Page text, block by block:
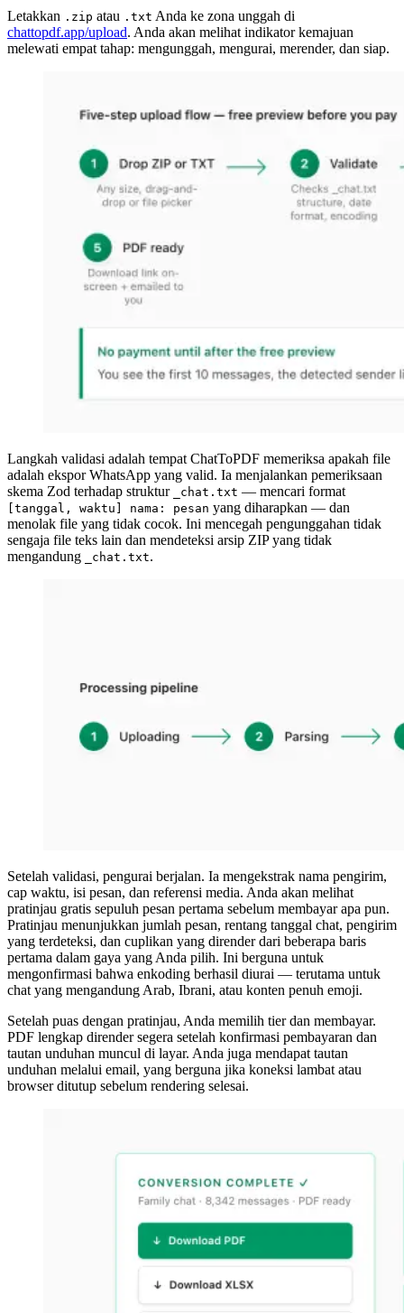
Letakkan .zip atau .txt Anda ke zona unggah di
chattopdf.app/upload. Anda akan melihat indikator kemajuan
melewati empat tahap: mengunggah, mengurai, merender, dan siap.
Langkah validasi adalah tempat ChatToPDF memeriksa apakah file
adalah ekspor WhatsApp yang valid. Ia menjalankan pemeriksaan
skema Zod terhadap struktur
_chat.txt — mencari format
[tanggal, waktu] nama: pesan yang diharapkan — dan
menolak file yang tidak cocok. Ini mencegah pengunggahan tidak
sengaja file teks lain dan mendeteksi arsip ZIP yang tidak
mengandung
_chat.txt.
Setelah validasi, pengurai berjalan. Ia mengekstrak nama pengirim,
cap waktu, isi pesan, dan referensi media. Anda akan melihat
pratinjau gratis sepuluh pesan pertama sebelum membayar apa pun.
Pratinjau menunjukkan jumlah pesan, rentang tanggal chat, pengirim
yang terdeteksi, dan cuplikan yang dirender dari beberapa baris
pertama dalam gaya yang Anda pilih. Ini berguna untuk
mengonfirmasi bahwa enkoding berhasil diurai — terutama untuk
chat yang mengandung Arab, Ibrani, atau konten penuh emoji.
Setelah puas dengan pratinjau, Anda memilih tier dan membayar.
PDF lengkap dirender segera setelah konfirmasi pembayaran dan
tautan unduhan muncul di layar. Anda juga mendapat tautan
unduhan melalui email, yang berguna jika koneksi lambat atau
browser ditutup sebelum rendering selesai.